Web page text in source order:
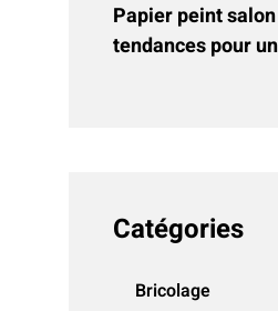
Papier peint
tendances pour
Catégories
Bricolage